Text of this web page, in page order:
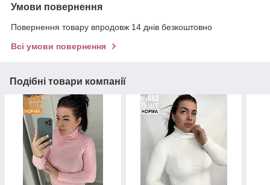
Умови повернення
Повернення товару впродовж 14 днів безкоштовно
Всі умови повернення
Подібні товари компанії